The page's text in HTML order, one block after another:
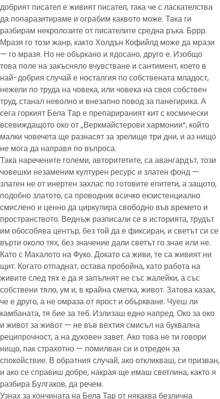
добрият писател е живият писател, така че с ласкателства
да попаразитираме и ограбим каквото може. Така ги
разбирам некролозите от писателите средна ръка. Бррр.
Мразя го този жанр, както Холдън Кофийлд може да мрази
— го мразя. Но не объркано и ядосано, друго е. Изобщо
това поле на закъсняло вчувстване и сантимент, което в
най-добрия случай е носталгия по собствената младост,
нежели по труда на човека, или човека на своя собствен
труд, станал неволно и внезапно повод за панегирика. А
сега горкият Бела Тар е препарираният кит с космически
всевиждащото око от „Веркмайстерови хармонии“, който
малки човечета ще разнасят за зрелище три дни, и аз нищо
не мога да направя по въпроса.
Така наречените големи, авторитетите, са авангардът, този
човешки незаменим културен ресурс и златен фонд —
златен не от инертен захлас по готовите епитети, а защото,
подобно златото, са проводник всичко екзистенциално
смислено и ценно да циркулира свободно във времето и
пространството. Веднъж разписали се в историята, трудът
им обособява център, без той да е фиксиран, и светът си се
върти около тях, без значение дали светът го знае или не.
Като с Махалото на Фуко. Докато са живи, те са живият ни
щит. Когато отпаднат, остава пробойна, като работа на
живите след тях е да я запълнят не със жалейки, а със
собствени тяло, ум и, в крайна сметка, живот. Затова казах,
че е друго, а не омраза от ярост и объркване. Чуеш ли
камбаната, тя бие за теб. Излизаш едно напред. Око за око
и живот за живот — не във вехтия смисъл на буквална
реципрочност, а на духовен завет. Ако това не ти говори
нищо, пак страхотно — помилван си и отреден за
спокойствие. В обратния случай, ако откликваш, си призван,
и ако се справиш добре, накрая ще имаш светлина, както я
разбира Булгаков, да речем.
Узнах за кончината на Бела Тар от някаква безлична